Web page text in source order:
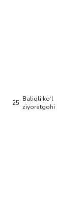
25 Baliqli ko‘l
ziyoratgohi